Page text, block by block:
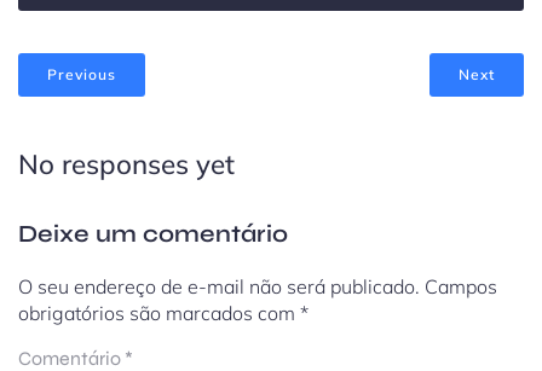
Previous Next
No responses yet
Deixe um comentário
O seu endereço de e-mail não será publicado. Campos
obrigatórios são marcados com *
Comentário *